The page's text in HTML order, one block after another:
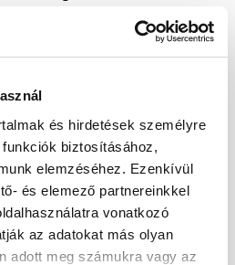
és hirdetések személyre
biztosításához,
elemzéséhez. Ezenkívül
és elemező partnereinkkel
vonatkozó
az adatokat más olyan
adott meg számukra vagy az
termesztették. Legelső
éppen ezért Szeged
Spanyolország
termeszteni.
egy magyar találmány:
őrölése.
fűszerpaprika